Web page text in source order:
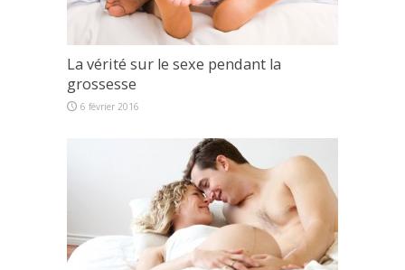
La vérité sur le sexe pendant la
grossesse
6 février 2016